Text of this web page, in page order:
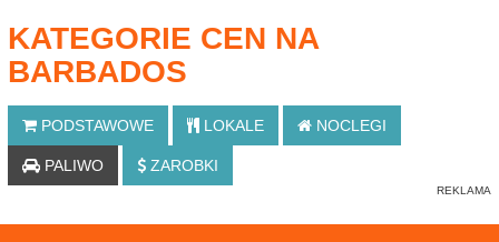
KATEGORIE CEN NA
BARBADOS
PODSTAWOWE LOKALE NOCLEGI
PALIWO ZAROBKI